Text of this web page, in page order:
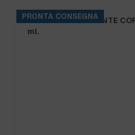
PRONTA CONSEGNA
B.FRESH DEODORANTE
ml.